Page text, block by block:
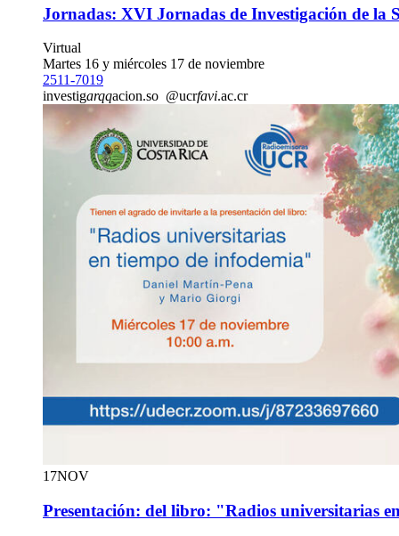
Jornadas: XVI Jornadas de Investigación de la
Virtual
Martes 16 y miércoles 17 de noviembre
2511-7019
investigarqqacion.so @ucrfavi.ac.cr
17NOV
Presentación: del libro: "Radios universitarias